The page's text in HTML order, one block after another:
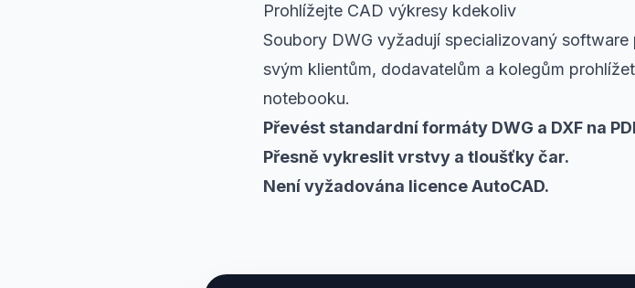
Prohlížejte CAD výkresy kdekoliv
Soubory DWG vyžadují specializovaný
svým klientům, dodavatelům a kolegům
notebooku.
Převést standardní formáty DWG a DXF na
Přesně vykreslit vrstvy a tloušťky čar.
Není vyžadována licence AutoCAD.